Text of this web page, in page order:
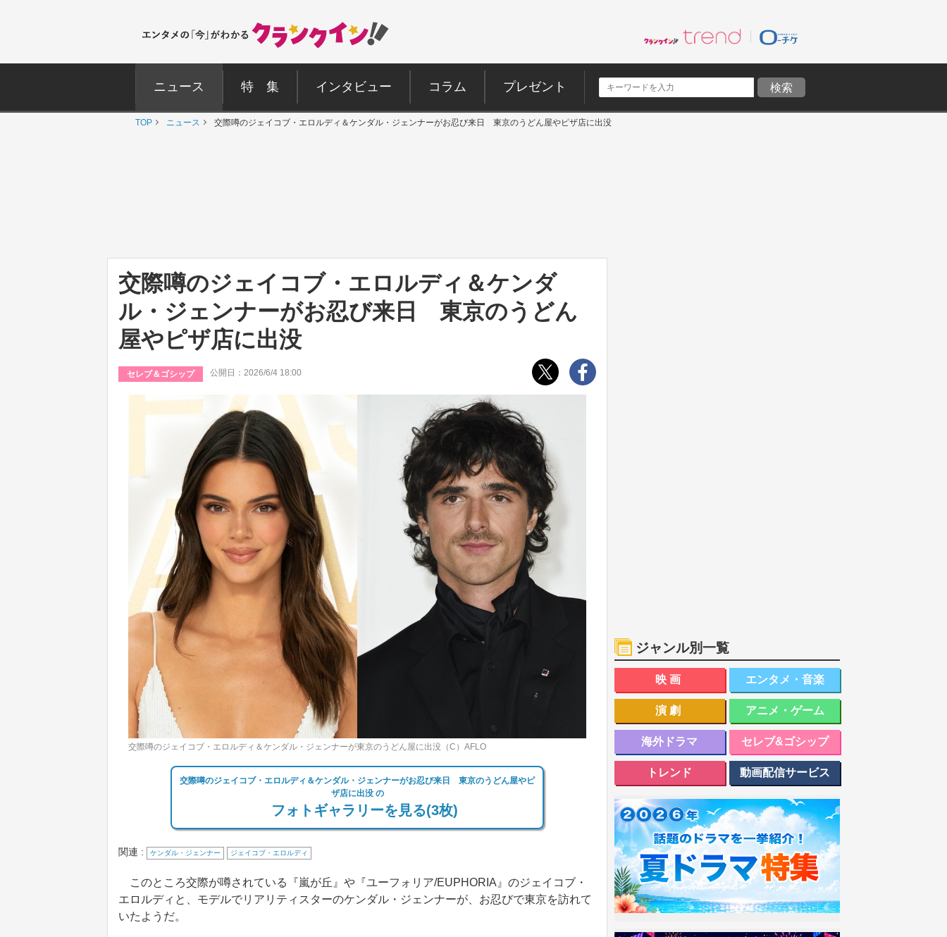
ニュース 特 集 インタビュー コラム プレゼント
TOP ニュース 交際噂のジェイコブ・エロルディ＆ケンダル・ジェンナーがお忍び来日 東京のうどん屋やピザ店に出没
交際噂のジェイコブ・エロルディ＆ケンダ
ル・ジェンナーがお忍び来日 東京のうどん
屋やピザ店に出没
セレブ＆ゴシップ 公開日：2026/6/4 18:00
交際噂のジェイコブ・エロルディ＆ケンダル・ジェンナーが東京のうどん屋に出没（C）AFLO
交際噂のジェイコブ・エロルディ＆ケンダル・ジェンナーがお忍び来日 東京のうどん屋やピ
ザ店に出没 の
フォトギャラリーを見る(3枚)
関連 : ケンダル・ジェンナー ジェイコブ・エロルディ
このところ交際が噂されている『嵐が丘』や『ユーフォリア/EUPHORIA』のジェイコブ・
エロルディと、モデルでリアリティスターのケンダル・ジェンナーが、お忍びで東京を訪れて
いたようだ。
ジャンル別一覧
映画 エンタメ・音楽
演劇 アニメ・ゲーム
海外ドラマ セレブ&ゴシップ
トレンド 動画配信サービス